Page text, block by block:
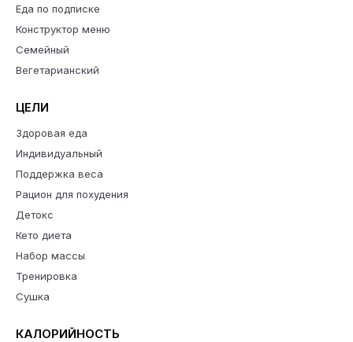
Еда по подписке
Конструктор меню
Семейный
Вегетарианский
ЦЕЛИ
Здоровая еда
Индивидуальный
Поддержка веса
Рацион для похудения
Детокс
Кето диета
Набор массы
Тренировка
Сушка
КАЛОРИЙНОСТЬ